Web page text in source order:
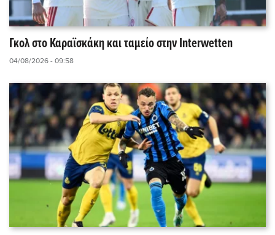
Γκολ στο Καραϊσκάκη και ταμείο στην Interwetten
04/08/2026 - 09:58